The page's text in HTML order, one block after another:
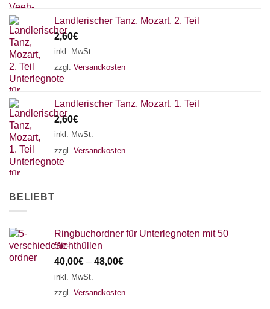
Landlerischer Tanz, Mozart, 2. Teil
2,60€
inkl. MwSt.
zzgl. Versandkosten
Landlerischer Tanz, Mozart, 1. Teil
2,60€
inkl. MwSt.
zzgl. Versandkosten
BELIEBT
Ringbuchordner für Unterlegnoten mit 50
Sichthüllen
40,00€ – 48,00€
inkl. MwSt.
zzgl. Versandkosten
18 SAITEN
AKKORDZITHER